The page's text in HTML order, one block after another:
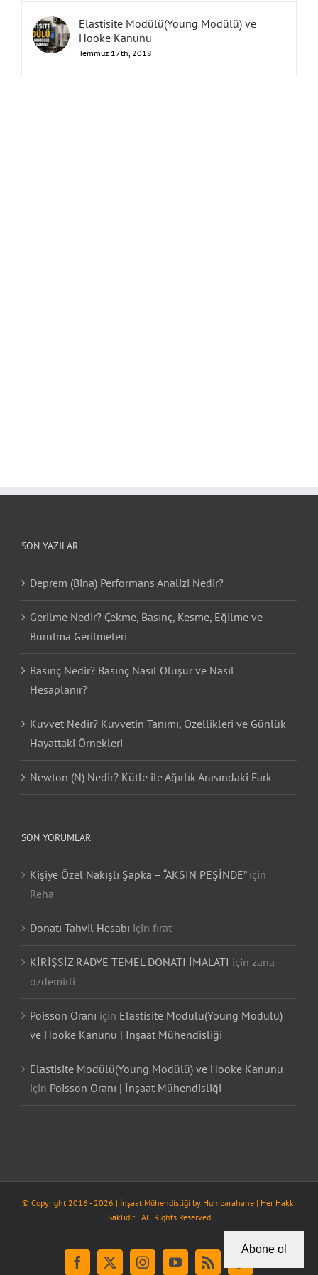
Elastisite Modülü(Young Modülü) ve
Hooke Kanunu
Temmuz 17th, 2018
SON YAZILAR
Deprem (Bina) Performans Analizi Nedir?
Gerilme Nedir? Çekme, Basınç, Kesme, Eğilme ve
Burulma Gerilmeleri
Basınç Nedir? Basınç Nasıl Oluşur ve Nasıl
Hesaplanır?
Kuvvet Nedir? Kuvvetin Tanımı, Özellikleri ve Günlük
Hayattaki Örnekleri
Newton (N) Nedir? Kütle ile Ağırlık Arasındaki Fark
SON YORUMLAR
Kişiye Özel Nakışlı Şapka – “AKSIN PEŞİNDE”için
Reha
Donatı Tahvil Hesabı için fırat
KİRİŞSİZ RADYE TEMEL DONATI İMALATI için zana
özdemirli
Poisson Oranı için Elastisite Modülü(Young Modülü)
ve Hooke Kanunu | İnşaat Mühendisliği
Elastisite Modülü(Young Modülü) ve Hooke Kanunu
için Poisson Oranı | İnşaat Mühendisliği
© Copyright 2016 - 2026 | İnşaat Mühendisliği by Humbarahane | Her Hakkı
Saklıdır | All Rights Reserved
Facebook
X InstagramYouTubeRss Tiktok
Abone ol